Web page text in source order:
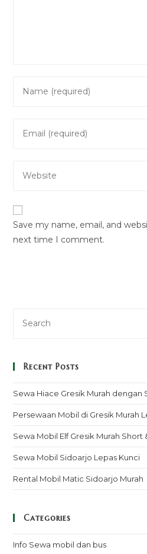
your
comment
your
address
your
URL
(optional)
Save my name, email, and
next time I comment.
Recent Posts
Sewa Hiace Gresik Murah dengan
Persewaan Mobil di Gresik Murah
Sewa Mobil Elf Gresik Murah Short
Sewa Mobil Sidoarjo Lepas Kunci
Rental Mobil Matic Sidoarjo Murah
Categories
Info Sewa mobil dan bus